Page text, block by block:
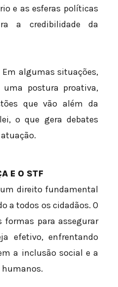
e as esferas políticas
a credibilidade da
Em algumas situações,
postura proativa,
que vão além da
o que gera debates
E O STF
direito fundamental
a todos os cidadãos. O
formas para assegurar
efetivo, enfrentando
a inclusão social e a
humanos.